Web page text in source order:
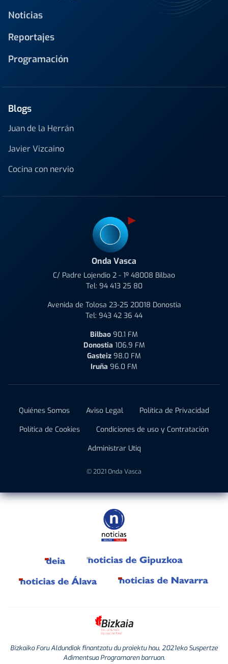
Noticias
Reportajes
Programación
Blogs
Juan de la Herrán
Javier Vizcaino
Cocina con nervio
Onda Vasca
C/ Padre Lojendio 2 - 1º 48008 Bilbao
Tel: 94 413 25 80
Avenida de Tolosa 23-25 20018 Donostia
Tel: 943 42 36 44
Bilbao 90.1 FM
Donostia 106.9 FM
Gasteiz 98.0 FM
Iruña 96.0 FM
Quiénes Somos Aviso Legal
Política de Privacidad
Política de Cookies
Condiciones de uso y Contratación
Administrar Utiq
© 2021 Onda Vasca
Bizkaiko Foru Aldundiak finantzatu du proiektu hau, 2021eko Suspertze
Adimentsua Programaren barruan.